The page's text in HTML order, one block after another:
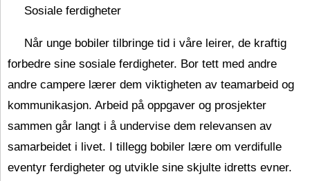
Sosiale ferdigheter
Når unge bobiler tilbringe tid i våre leirer, de kraftig
forbedre sine sosiale ferdigheter. Bor tett med andre
andre campere lærer dem viktigheten av teamarbeid og
kommunikasjon. Arbeid på oppgaver og prosjekter
sammen går langt i å undervise dem relevansen av
samarbeidet i livet. I tillegg bobiler lære om verdifulle
eventyr ferdigheter og utvikle sine skjulte idretts evner.